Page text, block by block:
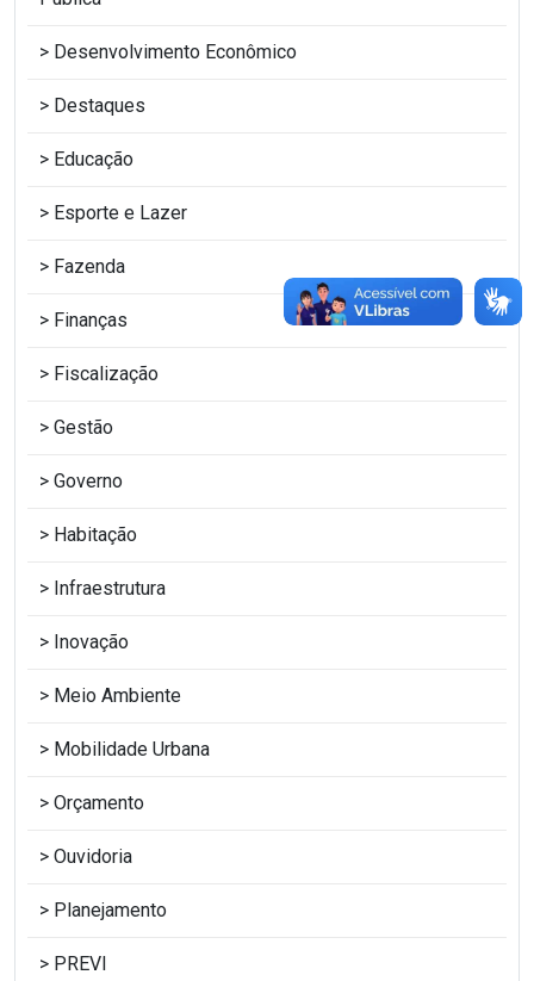
Desenvolvimento Econômico
Destaques
Educação
Esporte e Lazer
Fazenda
Finanças
Fiscalização
Gestão
Governo
Habitação
Infraestrutura
Inovação
Meio Ambiente
Mobilidade Urbana
Orçamento
Ouvidoria
Planejamento
PREVI